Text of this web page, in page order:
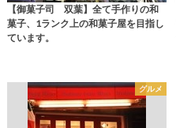
【御菓子司 双葉】全て手作りの和
菓子、1ランク上の和菓子屋を目指し
ています。
グルメ